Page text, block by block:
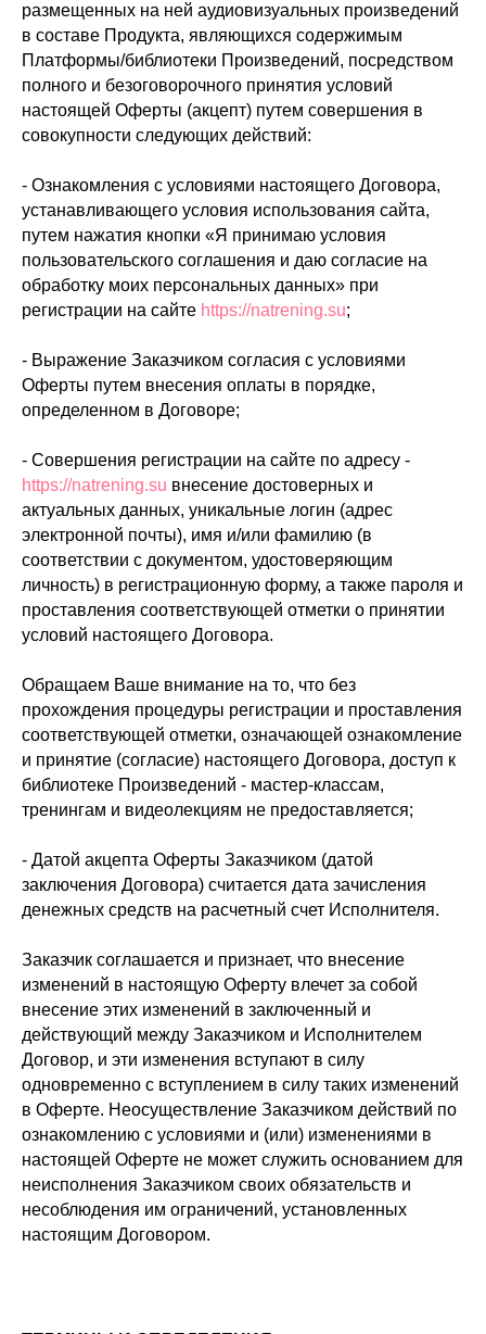
размещенных на ней аудиовизуальных произведений
в составе Продукта, являющихся содержимым
Платформы/библиотеки Произведений, посредством
полного и безоговорочного принятия условий
настоящей Оферты (акцепт) путем совершения в
совокупности следующих действий:
- Ознакомления с условиями настоящего Договора,
устанавливающего условия использования сайта,
путем нажатия кнопки «Я принимаю условия
пользовательского соглашения и даю согласие на
обработку моих персональных данных» при
регистрации на сайте https://natrening.su;
- Выражение Заказчиком согласия с условиями
Оферты путем внесения оплаты в порядке,
определенном в Договоре;
- Совершения регистрации на сайте по адресу -
https://natrening.su внесение достоверных и
актуальных данных, уникальные логин (адрес
электронной почты), имя и/или фамилию (в
соответствии с документом, удостоверяющим
личность) в регистрационную форму, а также пароля и
проставления соответствующей отметки о принятии
условий настоящего Договора.
Обращаем Ваше внимание на то, что без
прохождения процедуры регистрации и проставления
соответствующей отметки, означающей ознакомление
и принятие (согласие) настоящего Договора, доступ к
библиотеке Произведений - мастер-классам,
тренингам и видеолекциям не предоставляется;
- Датой акцепта Оферты Заказчиком (датой
заключения Договора) считается дата зачисления
денежных средств на расчетный счет Исполнителя.
Заказчик соглашается и признает, что внесение
изменений в настоящую Оферту влечет за собой
внесение этих изменений в заключенный и
действующий между Заказчиком и Исполнителем
Договор, и эти изменения вступают в силу
одновременно с вступлением в силу таких изменений
в Оферте. Неосуществление Заказчиком действий по
ознакомлению с условиями и (или) изменениями в
настоящей Оферте не может служить основанием для
неисполнения Заказчиком своих обязательств и
несоблюдения им ограничений, установленных
настоящим Договором.